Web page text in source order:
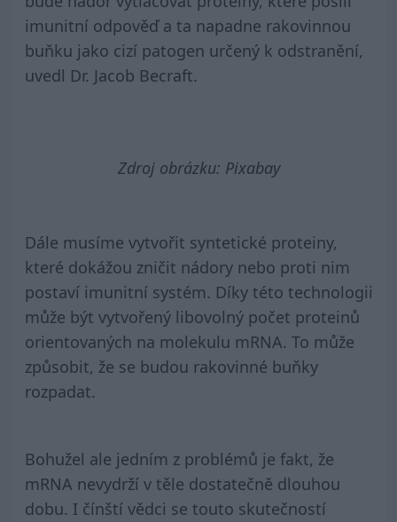
imunitní odpověď a ta napadne rakovinnou
buňku jako cizí patogen určený k odstranění,
uvedl Dr. Jacob Becraft.
Zdroj obrázku: Pixabay
Dále musíme vytvořit syntetické proteiny,
které dokážou zničit nádory nebo proti nim
postaví imunitní systém. Díky této technologii
může být vytvořený libovolný počet proteinů
orientovaných na molekulu mRNA. To může
způsobit, že se budou rakovinné buňky
rozpadat.
Bohužel ale jedním z problémů je fakt, že
mRNA nevydrží v těle dostatečně dlouhou
dobu. I čínští vědci se touto skutečností